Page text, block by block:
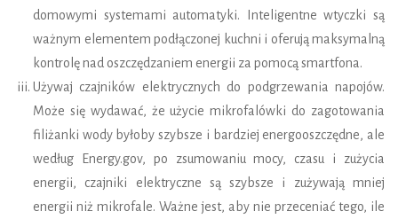
domowymi systemami automatyki. Inteligentne wtyczki są
ważnym elementem podłączonej kuchni i oferują maksymalną
kontrolę nad oszczędzaniem energii za pomocą smartfona.
Używaj czajników elektrycznych do podgrzewania napojów.
Może się wydawać, że użycie mikrofalówki do zagotowania
filiżanki wody byłoby szybsze i bardziej energooszczędne, ale
według Energy.gov, po zsumowaniu mocy, czasu i zużycia
energii, czajniki elektryczne są szybsze i zużywają mniej
energii niż mikrofale. Ważne jest, aby nie przeceniać tego, ile